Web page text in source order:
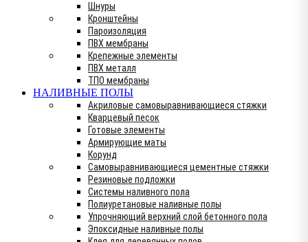
Шнуры
Кронштейны
Пароизоляция
ПВХ мембраны
Крепежные элементы
ПВХ металл
ТПО мембраны
НАЛИВНЫЕ ПОЛЫ
Акриловые самовыравнивающиеся стяжки
Кварцевый песок
Готовые элементы
Армирующие маты
Корунд
Самовыравнивающиеся цементные стяжки
Резиновые подложки
Системы наливного пола
Полиуретановые наливные полы
Упрочняющий верхний слой бетонного пола
Эпоксидные наливные полы